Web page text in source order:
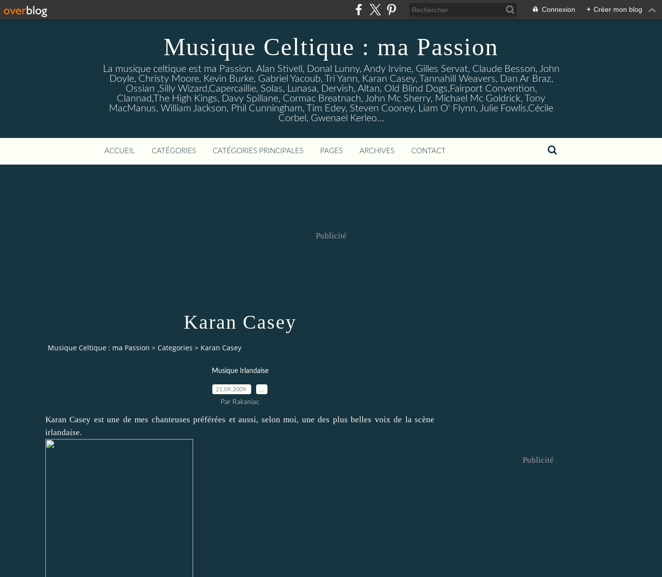
Connexion + Créer mon blog
Musique Celtique : ma Passion
La musique celtique est ma Passion. Alan Stivell, Donal Lunny, Andy Irvine, Gilles Servat, Claude Besson, John
Doyle, Christy Moore, Kevin Burke, Gabriel Yacoub, Tri Yann, Karan Casey, Tannahill Weavers, Dan Ar Braz,
Ossian ,Silly Wizard,Capercaillie, Solas, Lunasa, Dervish, Altan, Old Blind Dogs,Fairport Convention,
Clannad,The High Kings, Davy Spillane, Cormac Breatnach, John Mc Sherry, Michael Mc Goldrick, Tony
MacManus, William Jackson, Phil Cunningham, Tim Edey, Steven Cooney, Liam O' Flynn, Julie Fowlis,Cécile
Corbel, Gwenael Kerleo...
ACCUEIL CATÉGORIES CATÉGORIES PRINCIPALES PAGES ARCHIVES CONTACT
Publicité
Karan Casey
Musique Celtique : ma Passion > Categories > Karan Casey
Musique Irlandaise
21.09.2009
Par Rakaniac
Karan Casey est une de mes chanteuses préférées et aussi, selon moi, une des plus belles voix de la scène
irlandaise.
Publicité